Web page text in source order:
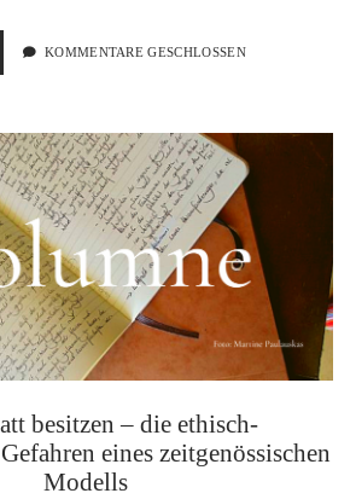
KOMMENTARE GESCHLOSSEN
besitzen – die ethisch-
eines zeitgenössischen
Modells